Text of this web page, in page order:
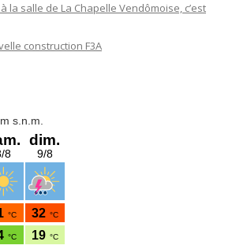
la salle de La Chapelle Vendômoise, c’est
construction F3A